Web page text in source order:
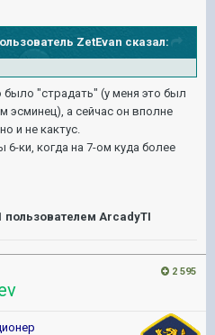
ZetEvan сказал:
"страдать" (у меня это был
эсминец), а сейчас он вполне
и не кактус.
ки, когда на 7-ом куда более
пользователем ArcadyTI
2 595